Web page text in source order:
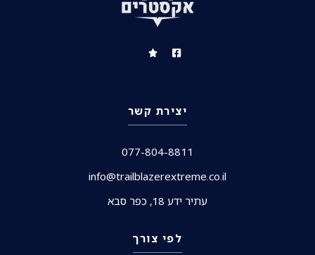
יצירת קשר
077-804-8811
info@trailblazerextreme.co.il
עתיר ידע 18, כפר סבא
לפי צורך